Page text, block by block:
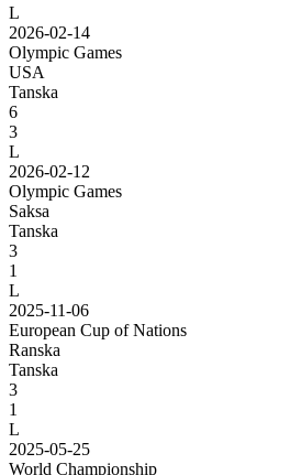
L
2026-02-14
Olympic Games
USA
Tanska
6
3
L
2026-02-12
Olympic Games
Saksa
Tanska
3
1
L
2025-11-06
European Cup of Nations
Ranska
Tanska
3
1
L
2025-05-25
World Championship